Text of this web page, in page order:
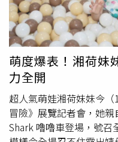
心的小貓，童趣模樣萌翻
下：「You're my
and the best person in
人，也是全宇宙最好的人
不已。收到禮物後，林
己的第9個母親節，同時
節。她坦言，當了媽媽
方，並不是犧牲多少，而
她寫道：「這心頭上的
萌度爆表！湘荷妹
力全開
超人氣萌娃湘荷妹妹今
冒險》展覽記者會，她
Shark 嚕嚕車登場，號召